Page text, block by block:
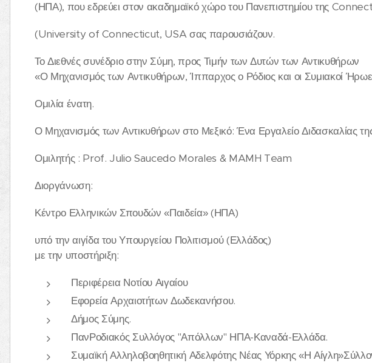
(ΗΠΑ), που εδρεύει στον ακαδημαϊκό χώρο του Πανεπιστημίου της
(University of Connecticut, USA σας παρουσιάζουν.
Το Διεθνές συνέδριο στην Σύμη, προς Τιμήν των Δυτών των Αντικυθήρων
«Ο Μηχανισμός των Αντικυθήρων, Ίππαρχος ο Ρόδιος και οι Συμιακοί
Ομιλία ένατη.
Ο Μηχανισμός των Αντικυθήρων στο Μεξικό: Ένα Εργαλείο Διδασκαλίας
Ομιλητής : Prof. Julio Saucedo Morales & MAMH Team
Διοργάνωση:
Κέντρο Ελληνικών Σπουδών «Παιδεία» (ΗΠΑ)
υπό την αιγίδα του Υπουργείου Πολιτισμού (Ελλάδος)
με την υποστήριξη:
Περιφέρεια Νοτίου Αιγαίου
Εφορεία Αρχαιοτήτων Δωδεκανήσου.
Δήμος Σύμης.
ΠανΡοδιακός Συλλόγος "Απόλλων" ΗΠΑ-Καναδά-Ελλάδα.
Συμαϊκή Αλληλοβοηθητική Αδελφότης Νέας Υόρκης «Η